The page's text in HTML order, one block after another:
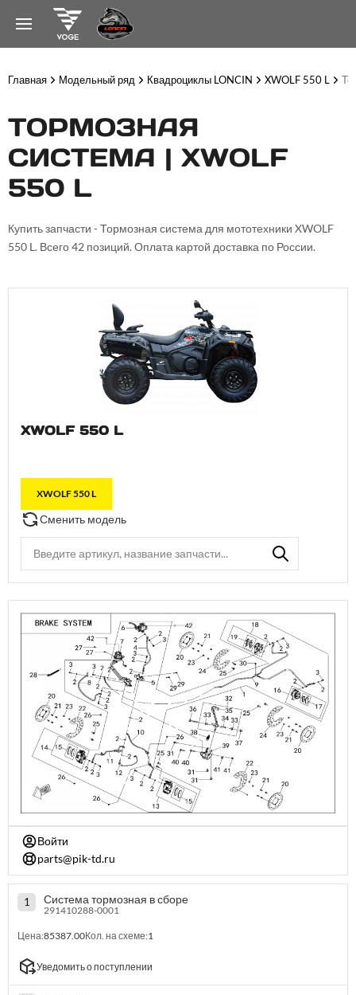
Главная Модельный ряд Квадроциклы LONCIN XWOLF 550 L
ТОРМОЗНАЯ
СИСТЕМА | XWOLF
550 L
Купить запчасти - Тормозная система для мототехники XWOLF
550 L. Всего 42 позиций. Оплата картой доставка по России.
XWOLF 550 L
XWOLF 550 L
Сменить модель
Войти
parts@pik-td.ru
1 Система тормозная в сборе
291410288-0001
Цена:85387.00Кол. на схеме:1
Уведомить о поступлении